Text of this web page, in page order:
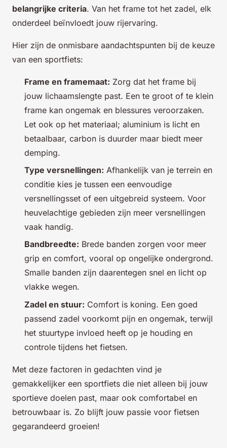
belangrijke criteria. Van het frame tot het zadel, elk
onderdeel beïnvloedt jouw rijervaring.
Hier zijn de onmisbare aandachtspunten bij de keuze
van een sportfiets:
Frame en framemaat: Zorg dat het frame bij
jouw lichaamslengte past. Een te groot of te klein
frame kan ongemak en blessures veroorzaken.
Let ook op het materiaal; aluminium is licht en
betaalbaar, carbon is duurder maar biedt meer
demping.
Type versnellingen: Afhankelijk van je terrein en
conditie kies je tussen een eenvoudige
versnellingsset of een uitgebreid systeem. Voor
heuvelachtige gebieden zijn meer versnellingen
vaak handig.
Bandbreedte: Brede banden zorgen voor meer
grip en comfort, vooral op ongelijke ondergrond.
Smalle banden zijn daarentegen snel en licht op
vlakke wegen.
Zadel en stuur: Comfort is koning. Een goed
passend zadel voorkomt pijn en ongemak, terwijl
het stuurtype invloed heeft op je houding en
controle tijdens het fietsen.
Met deze factoren in gedachten vind je
gemakkelijker een sportfiets die niet alleen bij jouw
sportieve doelen past, maar ook comfortabel en
betrouwbaar is. Zo blijft jouw passie voor fietsen
gegarandeerd groeien!